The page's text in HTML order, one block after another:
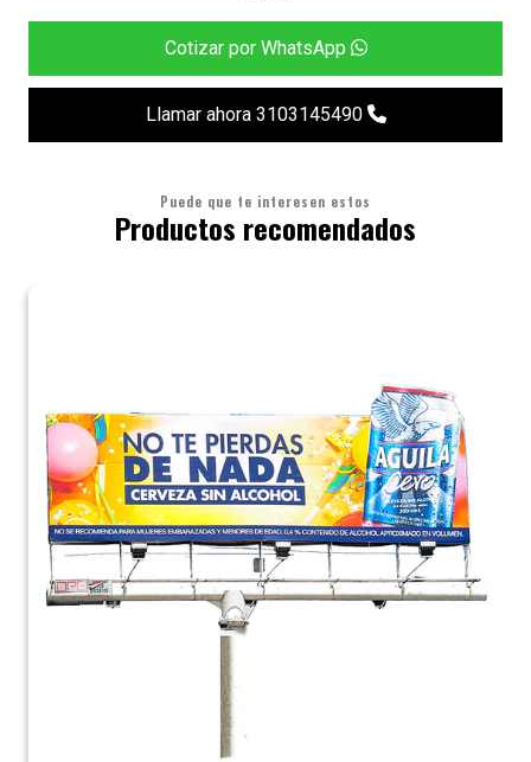
Cotizar por WhatsApp
Llamar ahora 3103145490
Puede que te interesen estos
Productos recomendados